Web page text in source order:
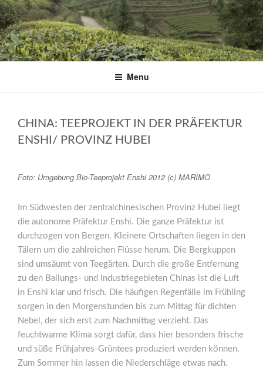
Skip
to
content
Menu
CHINA: TEEPROJEKT IN DER PRÄFEKTUR
ENSHI/ PROVINZ HUBEI
Foto: Umgebung Bio-Teeprojekt Enshi 2012 (c) MARIMO
Im Südwesten der zentralchinesischen Provinz Hubei liegt
die autonome Präfektur Enshi. Die ganze Präfektur ist
durchzogen von Bergen. Kleinere Ortschaften liegen in den
Tälern um die zahlreichen Flüsse herum. Die Bergkuppen
sind umsäumt von Teegärten. Durch die große Entfernung
zu den Ballungs- und Industriegebieten Chinas ist die Luft
in Enshi klar und frisch. Die häufigen Regenfälle im Frühling
sorgen in den Morgenstunden bis zum Mittag für dichten
Nebel, der sich erst zum Nachmittag verzieht. Das
feuchtwarme Klima sorgt dafür, dass hier besonders frische
und süße Frühjahres-Grüntees produziert werden können.
Zum Sommer hin lassen die Niederschläge etwas nach.